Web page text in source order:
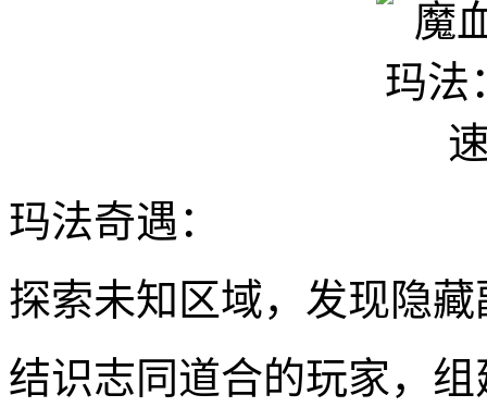
玛法奇遇：
探索未知区域，发现隐藏
结识志同道合的玩家，